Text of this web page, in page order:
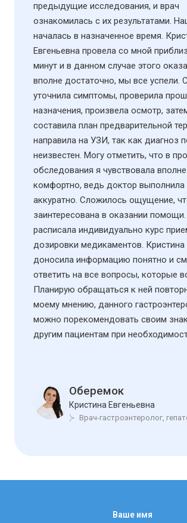
предыдущие исследования, и врач
ознакомилась с их результатами.
началась в назначенное время.
Евгеньевна провела со мной
минут и в данном случае этого
вполне достаточно, мы все успели.
уточнила симптомы, проверила
назначения, произвела осмотр,
составила план предварительной
направила на УЗИ​, так как диагноз
неизвестен. Могу отметить, что в
обследования я чувствовала вполне
комфортно, ведь доктор выполнила
аккуратно. Сложилось ощущение,
заинтересована в оказании
расписала индивидуально курс
дозировки медикаментов. Кристина
доносила информацию понятно и
ответить на все вопросы, которые
Планирую обращаться к ней
моему мнению, данного
можно порекомендовать своим
другим пациентам при
Оберемок
Кристина Евгеньевна
Врач-гастроэнтеролог,
Ваше имя